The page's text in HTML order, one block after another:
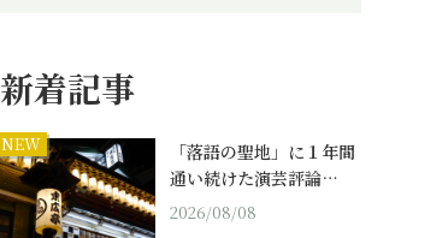
新着記事
NEW
「落語の聖地」に１年間
通い続けた演芸評論…
2026/08/08